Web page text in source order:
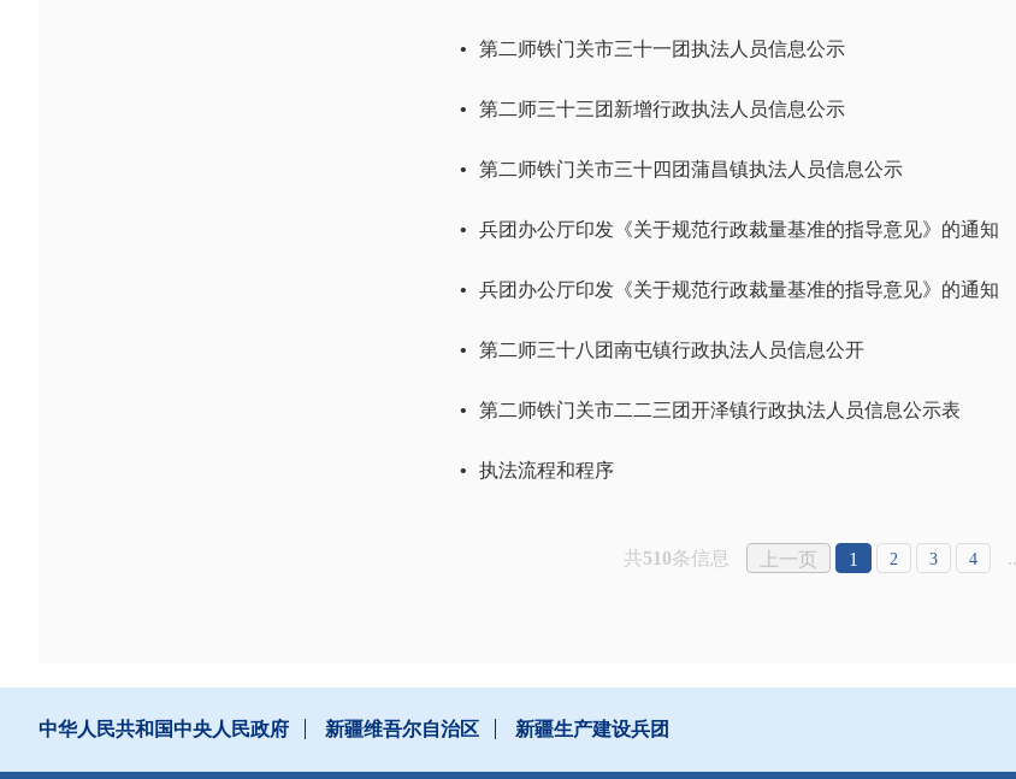
• 第二师铁门关市三十一团执法人员信息公示
• 第二师三十三团新增行政执法人员信息公示
• 第二师铁门关市三十四团蒲昌镇执法人员信息公示
• 兵团办公厅印发《关于规范行政裁量基准的指导意见》的通知
• 兵团办公厅印发《关于规范行政裁量基准的指导意见》的通知
• 第二师三十八团南屯镇行政执法人员信息公开
• 第二师铁门关市二二三团开泽镇行政执法人员信息公示表
• 执法流程和程序
共510条信息 上一页 1 2 3 4
中华人民共和国中央人民政府 新疆维吾尔自治区 新疆生产建设兵团